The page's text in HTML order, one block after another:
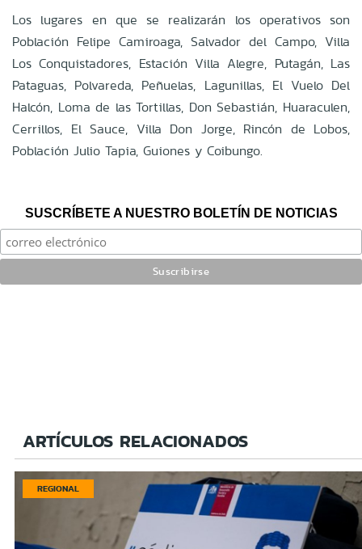
Los lugares en que se realizarán los operativos son
Población Felipe Camiroaga, Salvador del Campo, Villa
Los Conquistadores, Estación Villa Alegre, Putagán, Las
Pataguas, Polvareda, Peñuelas, Lagunillas, El Vuelo Del
Halcón, Loma de las Tortillas, Don Sebastián, Huaraculen,
Cerrillos, El Sauce, Villa Don Jorge, Rincón de Lobos,
Población Julio Tapia, Guiones y Coibungo.
SUSCRÍBETE A NUESTRO BOLETÍN DE NOTICIAS
ARTÍCULOS RELACIONADOS
REGIONAL